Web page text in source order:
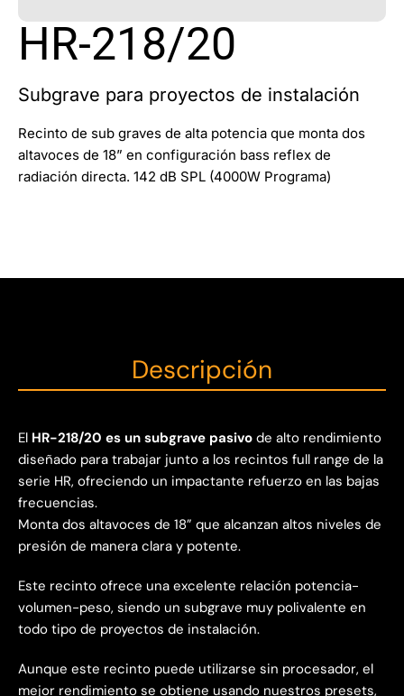
HR-218/20
Subgrave para proyectos de instalación
Recinto de sub graves de alta potencia que monta dos
altavoces de 18” en configuración bass reflex de
radiación directa. 142 dB SPL (4000W Programa)
Descripción
El HR-218/20 es un subgrave pasivo de alto rendimiento
diseñado para trabajar junto a los recintos full range de la
serie HR, ofreciendo un impactante refuerzo en las bajas
frecuencias.
Monta dos altavoces de 18” que alcanzan altos niveles de
presión de manera clara y potente.
Este recinto ofrece una excelente relación potencia-
volumen-peso, siendo un subgrave muy polivalente en
todo tipo de proyectos de instalación.
Aunque este recinto puede utilizarse sin procesador, el
mejor rendimiento se obtiene usando nuestros presets,